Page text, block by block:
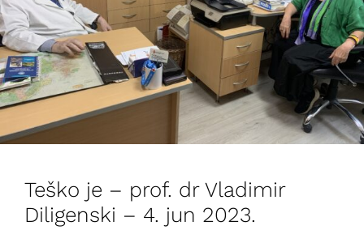
Teško je – prof. dr Vladimir
Diligenski – 4. jun 2023.